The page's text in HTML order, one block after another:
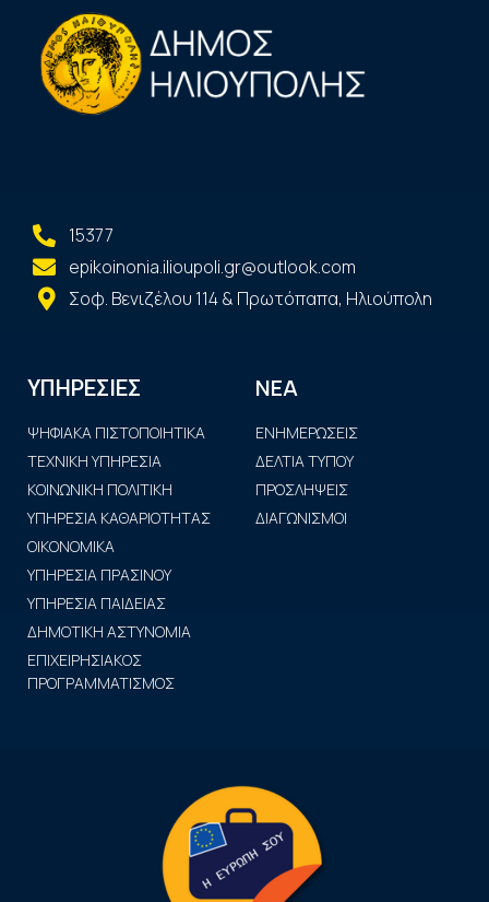
15377
epikoinonia.ilioupoli.gr@outlook.com
Σοφ. Βενιζέλου 114 & Πρωτόπαπα, Ηλιούπολη
ΥΠΗΡΕΣΙΕΣ
ΨΗΦΙΑΚΑ ΠΙΣΤΟΠΟΙΗΤΙΚΑ
ΤΕΧΝΙΚΗ ΥΠΗΡΕΣΙΑ
ΚΟΙΝΩΝΙΚΗ ΠΟΛΙΤΙΚΗ
ΥΠΗΡΕΣΙΑ ΚΑΘΑΡΙΟΤΗΤΑΣ
ΟΙΚΟΝΟΜΙΚΑ
ΥΠΗΡΕΣΙΑ ΠΡΑΣΙΝΟΥ
ΥΠΗΡΕΣΙΑ ΠΑΙΔΕΙΑΣ
ΔΗΜΟΤΙΚΗ ΑΣΤΥΝΟΜΙΑ
ΕΠΙΧΕΙΡΗΣΙΑΚΟΣ
ΠΡΟΓΡΑΜΜΑΤΙΣΜΟΣ
ΝΕΑ
ΕΝΗΜΕΡΩΣΕΙΣ
ΔΕΛΤΙΑ ΤΥΠΟΥ
ΠΡΟΣΛΗΨΕΙΣ
ΔΙΑΓΩΝΙΣΜΟΙ